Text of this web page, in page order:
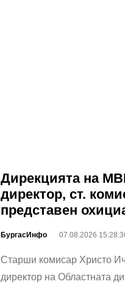
Дирекцията на
директор, ст.
представен
БургасИнфо 07.08.2026
Старши комисар Христо
директор на Областната